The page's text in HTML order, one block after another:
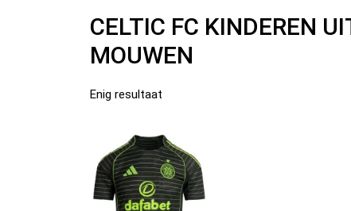
CELTIC FC KINDEREN
MOUWEN
Enig resultaat